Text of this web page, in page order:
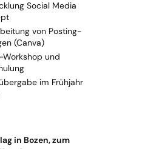
Social Media
von Posting-
(Canva)
Workshop und
im Frühjahr
in Bozen, zum